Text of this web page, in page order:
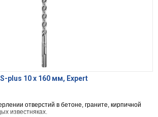
plus 10 х 160 мм, Expert
отверстий в бетоне, граните, кирпичной
известняках.